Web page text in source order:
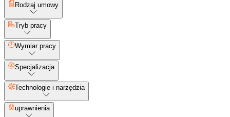
Rodzaj umowy
Tryb pracy
Wymiar pracy
Specjalizacja
Technologie i narzędzia
uprawnienia